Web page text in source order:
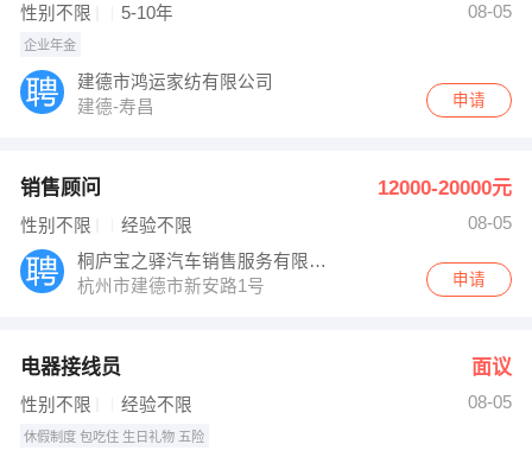
性别不限 5-10年 08-05
企业年金
建德市鸿运家纺有限公司
建德-寿昌
申请
销售顾问 12000-20000元
性别不限 经验不限
08-05
桐庐宝之驿汽车销售服务有限公司
杭州市建德市新安路1号
申请
电器接线员 面议
性别不限 经验不限 08-05
休假制度 包吃住 生日礼物 五险